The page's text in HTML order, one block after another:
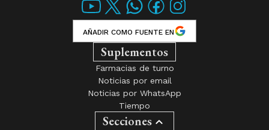
AÑADIR COMO FUENTE EN
Suplementos
Farmacias de turno
Noticias por email
Noticias por WhatsApp
Tiempo
Secciones